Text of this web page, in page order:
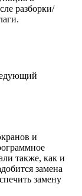
разборки/
и
также, как и
замена
замену